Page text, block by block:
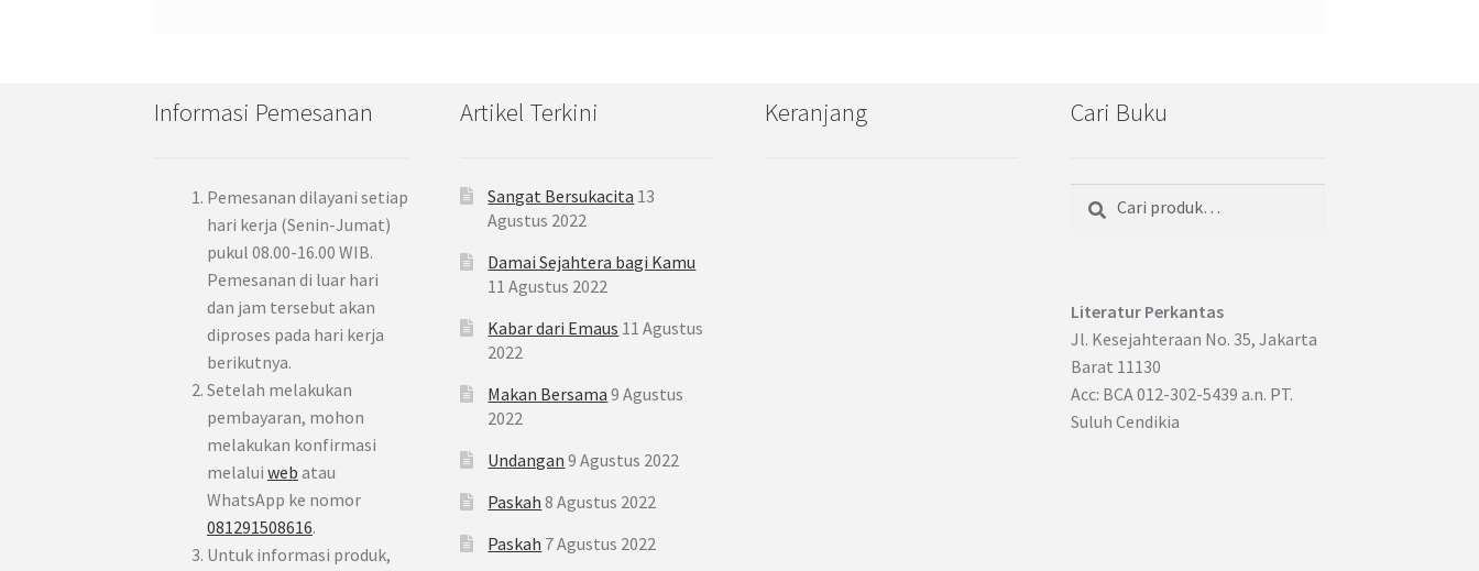
Informasi Pemesanan
Pemesanan dilayani setiap
hari kerja (Senin-Jumat)
pukul 08.00-16.00 WIB.
Pemesanan di luar hari
dan jam tersebut akan
diproses pada hari kerja
berikutnya.
Setelah melakukan
pembayaran, mohon
melakukan konfirmasi
melaluiweb atau
WhatsApp ke nomor
081291508616.
Untuk informasi produk,
Artikel Terkini
Sangat Bersukacita 13
Agustus 2022
Damai Sejahtera bagi Kamu
11 Agustus 2022
Kabar dari Emaus 11 Agustus
2022
Makan Bersama 9 Agustus
2022
Undangan 9 Agustus 2022
Paskah 8 Agustus 2022
Paskah 7 Agustus 2022
Keranjang Cari Buku
Pencarian
Literatur Perkantas
Jl. Kesejahteraan No. 35, Jakarta
Barat 11130
Acc: BCA 012-302-5439 a.n. PT.
Suluh Cendikia